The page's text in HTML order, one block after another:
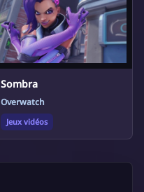
Sombra
Overwatch
Jeux vidéos